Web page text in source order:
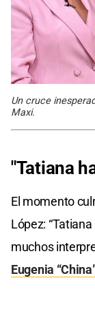
Un cruce
Maxi.
"Tatiana
El momento
López:
muchos
Eugenia